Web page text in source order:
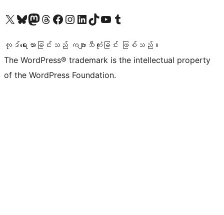
ကျွန်ုပ်တို့၏ X (ယခင် Twitter) အကောင့်သို့ သွားရောက်ကြည့်ရှုပါကျွန်ုပ်တို့၏ Bluesky အကောင့်သို့ ဝင်ရောက်ကြည့်ရှုရန်
ကျွန်ုပ်တို့၏ Mastodon အကောင့်သို့ သွားရောက်ကြည့်ရှုပါကျွန်ုပ်တို့၏ Threads အကောင့်သို့ ဝင်ရောက်ကြည့်ရှုရန်
ကျွန်ုပ်တို့၏ Facebook စာမျက်နှာသို့ သွားရောက်ကြည့်ရှုပါကျွန်ုပ်တို့၏ Instagram အကောင့်သို့ သွားရောက်ကြည့်ရှုပါ ကျွန်ုပ်တို့၏ LinkedIn အကောင့်သို့ သွားရောက်ကြည့်ရှုပါကျွန်ုပ်တို့၏ TikTok အကောင့်သို့ ဝင်ရောက်ကြည့်ရှုရန်
ကျွန်ုပ်တို့၏ YouTube ချန်နယ်သို့ သွားရောက်ကြည့်ရှုပါ ကျွန်ုပ်တို့၏ Tumblr အကောင့်သို့ ဝင်ရောက်ကြည့်ရှုရန်
ကုဒ်ရေးသားခြင်းသည် ကဗျာသီကုံးခြင်း ဖြစ်သည်။
The WordPress® trademark is the intellectual property
of the WordPress Foundation.